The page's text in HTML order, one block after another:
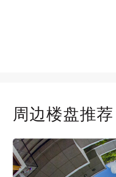
周边楼盘推荐